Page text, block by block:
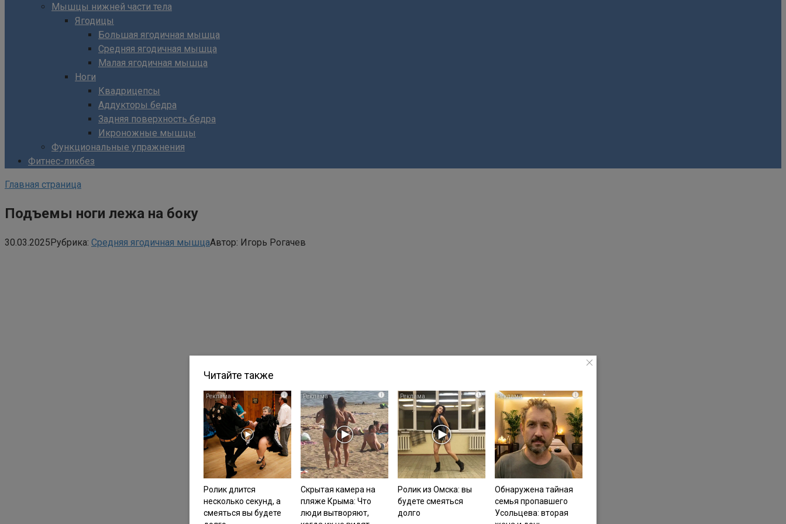
Мышцы нижней части тела
Ягодицы
Большая ягодичная мышца
Средняя ягодичная мышца
Малая ягодичная мышца
Ноги
Квадрицепсы
Аддукторы бедра
Задняя поверхность бедра
Икроножные мышцы
Функциональные упражнения
Фитнес-ликбез
Главная страница
Подъемы ноги лежа на боку
30.03.2025 Рубрика: Средняя ягодичная мышцаАвтор: Игорь Рогачев
Читайте также
i
Ролик длится
несколько секунд, а
смеяться вы будете
i
Скрытая камера на
пляже Крыма: Что
люди вытворяют,
i
Ролик из Омска: вы
будете смеяться
долго
i
Обнаружена тайная
семья пропавшего
Усольцева: вторая